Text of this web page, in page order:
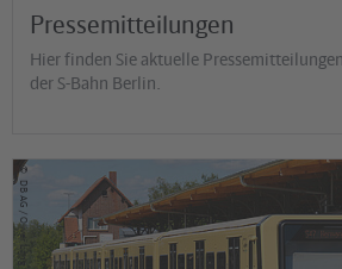
Pressemitteilungen
Hier finden Sie aktuelle
der S-Bahn Berlin.
©
DB AG / Oliver Lang